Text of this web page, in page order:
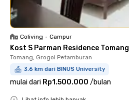
Coliving • Campur
Kost S Parman Residence Tomang
Tomang, Grogol Petamburan
3.6 km dari BINUS University
mulai dari Rp1.500.000 /bulan